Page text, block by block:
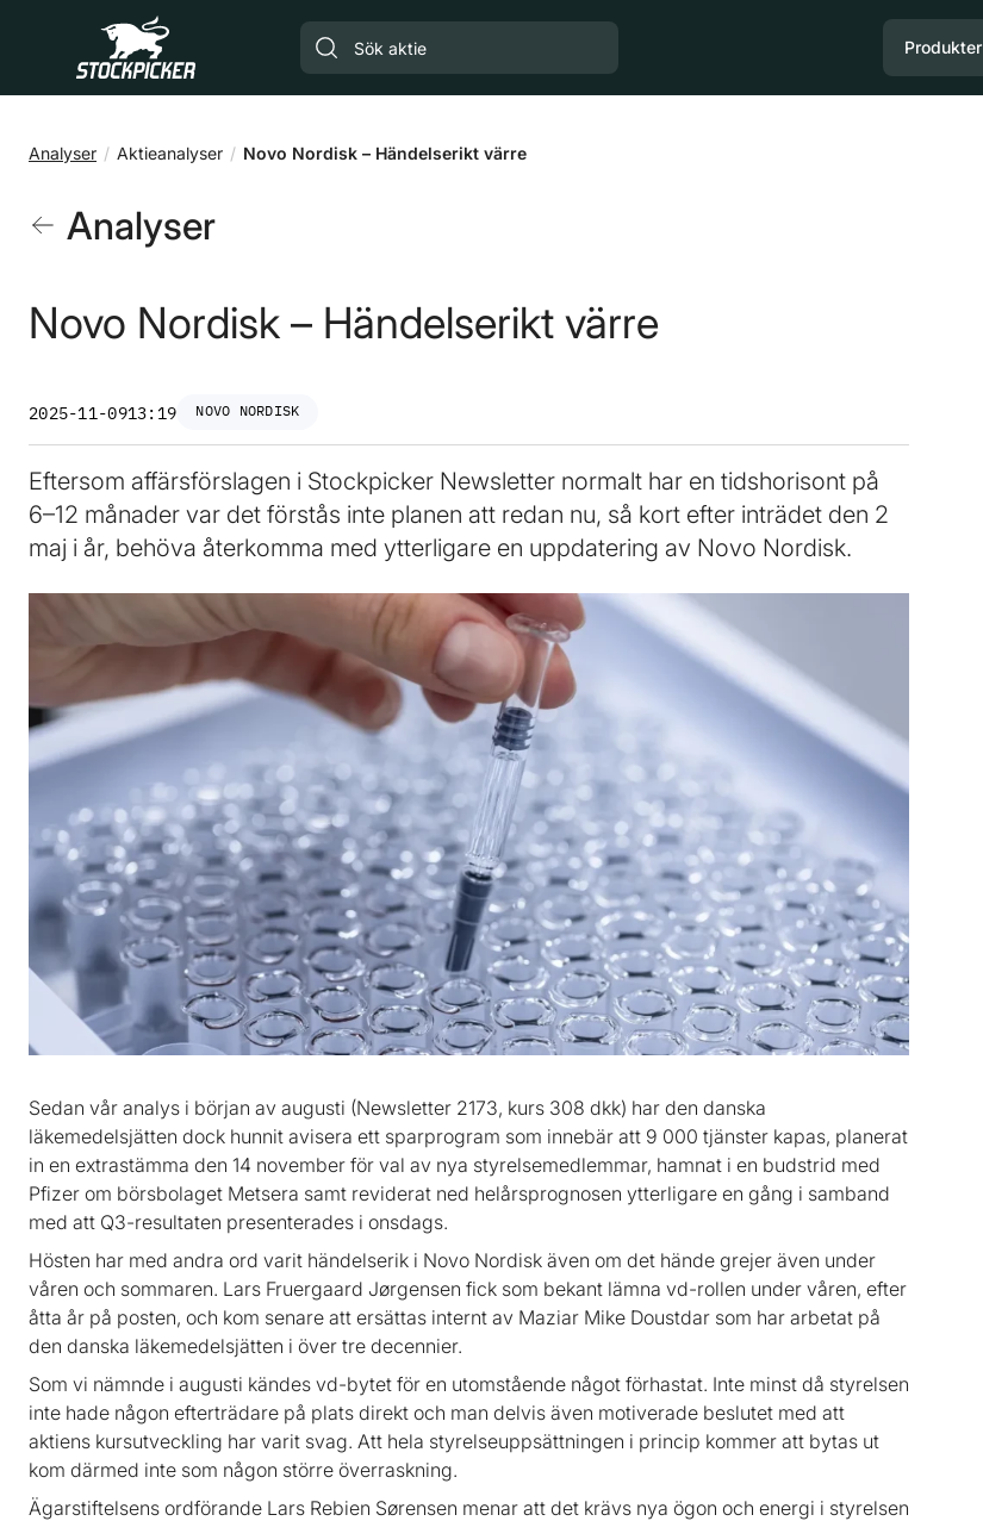
Gå till huvudinnehåll
Produkter
Analyser Aktieanalyser Novo Nordisk – Händelserikt värre
Analyser
Novo Nordisk – Händelserikt värre
2025-11-0913:19 NOVO NORDISK
Eftersom affärsförslagen i Stockpicker Newsletter normalt har en tidshorisont på
6–12 månader var det förstås inte planen att redan nu, så kort efter inträdet den 2
maj i år, behöva återkomma med ytterligare en uppdatering av Novo Nordisk.
Sedan vår analys i början av augusti (Newsletter 2173, kurs 308 dkk) har den danska
läkemedelsjätten dock hunnit avisera ett sparprogram som innebär att 9 000 tjänster kapas, planerat
in en extrastämma den 14 november för val av nya styrelsemedlemmar, hamnat i en budstrid med
Pfizer om börsbolaget Metsera samt reviderat ned helårsprognosen ytterligare en gång i samband
med att Q3-resultaten presenterades i onsdags.
Hösten har med andra ord varit händelserik i Novo Nordisk även om det hände grejer även under
våren och sommaren. Lars Fruergaard Jørgensen fick som bekant lämna vd-rollen under våren, efter
åtta år på posten, och kom senare att ersättas internt av Maziar Mike Doustdar som har arbetat på
den danska läkemedelsjätten i över tre decennier.
Som vi nämnde i augusti kändes vd-bytet för en utomstående något förhastat. Inte minst då styrelsen
inte hade någon efterträdare på plats direkt och man delvis även motiverade beslutet med att
aktiens kursutveckling har varit svag. Att hela styrelseuppsättningen i princip kommer att bytas ut
kom därmed inte som någon större överraskning.
Ägarstiftelsens ordförande Lars Rebien Sørensen menar att det krävs nya ögon och energi i styrelsen